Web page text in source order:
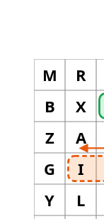
M R
B
X
Z
A
G
Ι
Y
L